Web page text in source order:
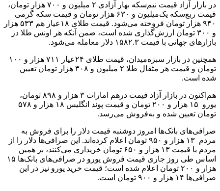
در بازار آزاد قیمت نیم‌سکه بهار آزادی ۲ میلیون و ۷۰۰ هزار تومان،
قیمت ربع‌سکه یک‌میلیون و ۶۳۰ هزار تومان و قیمت سکه گرمی
۹۴۰ هزار تومان فروخته می‌شود. قیمت طلای ۱۸عیار هم ۵۳۳ هزار
و ۳۰۰ تومان ارزش‌گذاری شده است، ضمن آنکه هر اونس طلا در
بازارهای جهانی با قیمت ۱۵۸۲.۳ دلار معامله می‌شود.
همچنین در بازار سبزه‌میدان، قیمت طلای ۲۴عیار ۷۱۱ هزار و ۱۰۰
تومان و قیمت هر مثقال طلا ۲ میلیون و ۳۰۸ هزار تومان تعیین
شده است.
هم‌اکنون در بازار آزاد قیمت درهم امارات ۳ هزار و ۸۹۸ تومان،
یورو ۱۵ هزار و ۲۰۰ تومان و قیمت پوند انگلیس ۱۸ هزار و ۵۷۸
تومان تعیین شده و به‌فروش می‌رسد.
صرافی‌های بانک‌ها امروز دوشنبه قیمت دلار را برای فروش به
مردم ۱۳ هزار و ۹۵۰ تومان اعلام کرده‌اند. این صرافی‌ها دلار را از
مردم با قیمت ۱۳ هزار و ۶۵۰ تومان خریداری می‌کنند، بر همین‌
اساس طی روز جاری قیمت فروش یورو در صرافی‌های بانک‌ها ۱۵
هزار و ۲۰۰ تومان اعلام شده است؛ قیمت خرید یورو نیز در این
صرافی‌ها ۱۴ هزار و ۹۰۰ تومان است.